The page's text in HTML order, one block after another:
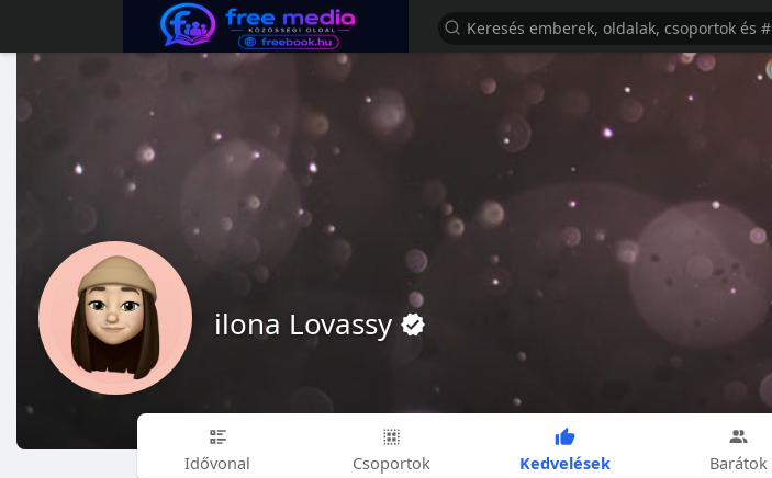
ilona Lovassy
Idővonal Csoportok Kedvelések Barátok